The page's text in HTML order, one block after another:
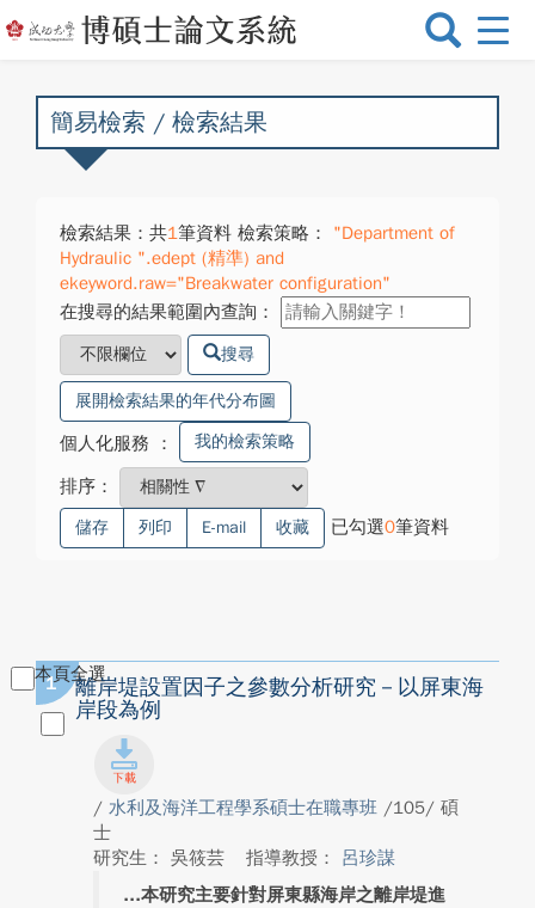
選
換
簡易檢索 / 檢索結果
檢索結果：共1筆資料 檢索策略：
"Department of
Hydraulic ".edept (精準) and
ekeyword.raw="Breakwater configuration"
在搜尋的結果範圍內查詢：
搜尋
展開檢索結果的年代分布圖
個人化服務 ： 我的檢索策略
排序：
儲存 列印 E-mail 收藏 已勾選0筆資料
本頁全選
1
離岸堤設置因子之參數分析研究－以屏東海
岸段為例
/ 水利及海洋工程學系碩士在職專班 /105/ 碩
士
研究生： 吳筱芸
指導教授： 呂珍謀
本研究主要針對屏東縣海岸之離岸堤進